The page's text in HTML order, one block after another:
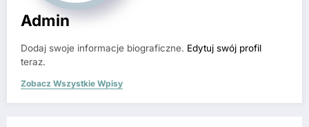
Admin
Dodaj swoje informacje biograficzne. Edytuj swój profil
teraz.
Zobacz Wszystkie Wpisy